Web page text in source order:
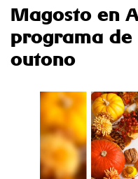
Magosto en
programa de
outono